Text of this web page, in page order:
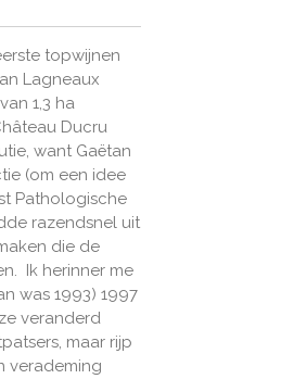
topwijnen
Lagneaux
1,3 ha
Ducru
want Gaëtan
(om een idee
Pathologische
razendsnel uit
die de
Ik herinner me
was 1993) 1997
veranderd
maar rijp
verademing